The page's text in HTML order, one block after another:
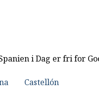
i Dag er fri for
Castellón